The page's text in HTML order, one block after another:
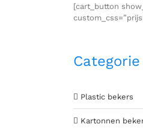
[cart_button
Categorie
Plastic bekers
Kartonnen